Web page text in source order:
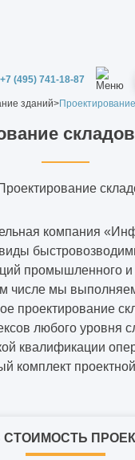
+7 (495) 741-18-87
зданий>
компания
промышленного и
числе мы
проектирование
любого уровня
квалификации
комплект
СТОИМОСТЬ